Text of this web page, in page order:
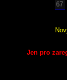
67
Jen pro